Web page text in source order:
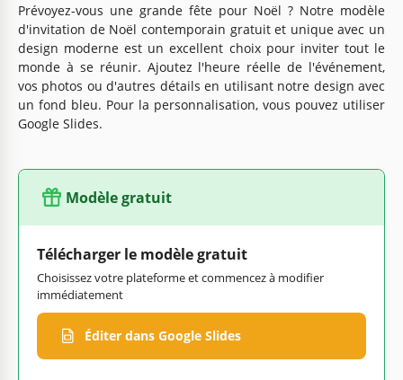
Prévoyez-vous une grande fête pour Noël ? Notre modèle
d'invitation de Noël contemporain gratuit et unique avec un
design moderne est un excellent choix pour inviter tout le
monde à se réunir. Ajoutez l'heure réelle de l'événement,
vos photos ou d'autres détails en utilisant notre design avec
un fond bleu. Pour la personnalisation, vous pouvez utiliser
Google Slides.
Modèle gratuit
Télécharger le modèle gratuit
Choisissez votre plateforme et commencez à modifier
immédiatement
Éditer dans Google Slides